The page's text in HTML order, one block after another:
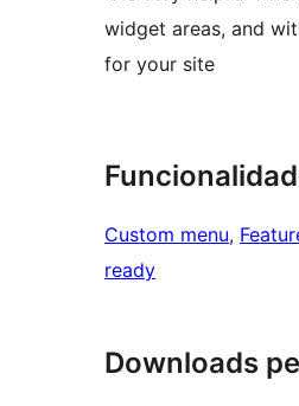
widget areas, and
for your site
Custom menu,
ready
Downloads